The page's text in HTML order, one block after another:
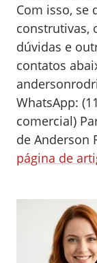
Com isso, se
construtivas,
dúvidas e
contatos
WhatsApp:
comercial)
de Anderson
página de